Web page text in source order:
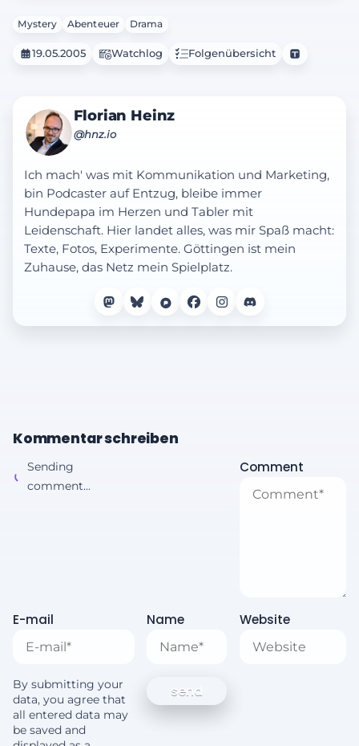
Mystery Abenteuer Drama
19.05.2005 Watchlog Folgenübersicht
Florian Heinz
@hnz.io
Ich mach' was mit Kommunikation und Marketing,
bin Podcaster auf Entzug, bleibe immer
Hundepapa im Herzen und Tabler mit
Leidenschaft. Hier landet alles, was mir Spaß macht:
Texte, Fotos, Experimente. Göttingen ist mein
Zuhause, das Netz mein Spielplatz.
Kommentar schreiben
Sending
comment...
Comment
E-mail Name Website
By submitting your
data, you agree that
all entered data may
be saved and